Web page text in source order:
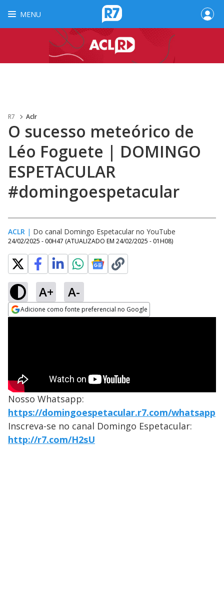
MENU
R7 Aclr
O sucesso meteórico de
Léo Foguete | DOMINGO
ESPETACULAR
#domingoespetacular
ACLR | Do canal Domingo Espetacular no YouTube
24/02/2025 - 00H47 (ATUALIZADO EM 24/02/2025 - 01H08)
A+ A-
Adicione como fonte preferencial no Google
Nosso Whatsapp:
https://domingoespetacular.r7.com/whatsapp
Inscreva-se no canal Domingo Espetacular:
http://r7.com/H2sU